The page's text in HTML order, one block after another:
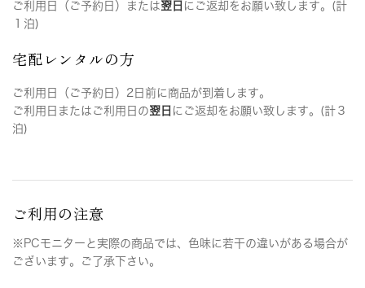
ご利用日（ご予約日）または翌日 にご返却をお願い致します。(計
１泊)
宅配レンタルの方
ご利用日（ご予約日）2日前に商品が到着します。
ご利用日またはご利用日の翌日 にご返却をお願い致します。(計３
泊)
ご利用の注意
※PCモニターと実際の商品では、色味に若干の違いがある場合が
ございます。ご了承下さい。